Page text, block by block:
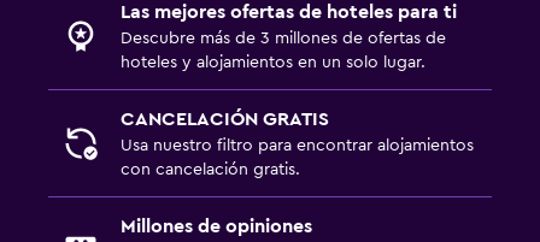
Las mejores ofertas de hoteles para ti
Descubre más de 3 millones de ofertas de
hoteles y alojamientos en un solo lugar.
CANCELACIÓN GRATIS
Usa nuestro filtro para encontrar alojamientos
con cancelación gratis.
Millones de opiniones